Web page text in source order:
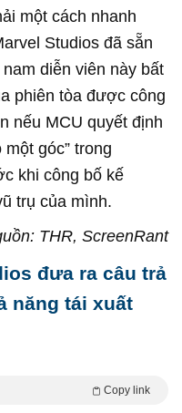
một cách nhanh
Studios đã sẵn
diễn viên này bất
phiên tòa được công
nếu MCU quyết định
góc” trong
khi công bố kế
trụ của mình.
THR, ScreenRant
đưa ra câu trả
năng tái xuất
Copy link